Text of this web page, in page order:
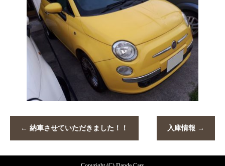
← 納車させていただきました！！ 入庫情報 →